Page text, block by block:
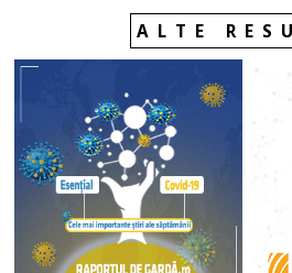
ALTE